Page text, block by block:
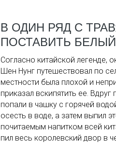
В ОДИН РЯД С
ПОСТАВИТЬ
Согласно китайской легенде,
Шен Нунг путешествовал по
местности была плохой и
приказал вскипятить ее.
попали в чашку с горячей
осесть в воде, а затем выпил
почитаемым напитком всей
пил весь королевский двор в